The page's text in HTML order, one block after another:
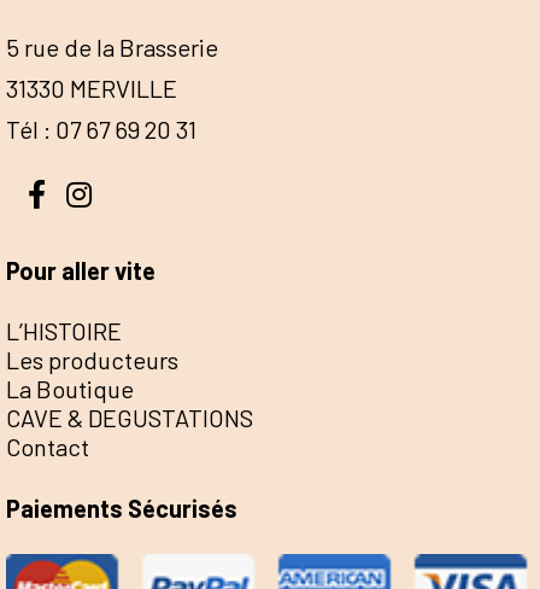
5 rue de la Brasserie
31330 MERVILLE
Tél : 07 67 69 20 31
Pour aller vite
L’HISTOIRE
Les producteurs
La Boutique
CAVE & DEGUSTATIONS
Contact
Paiements Sécurisés